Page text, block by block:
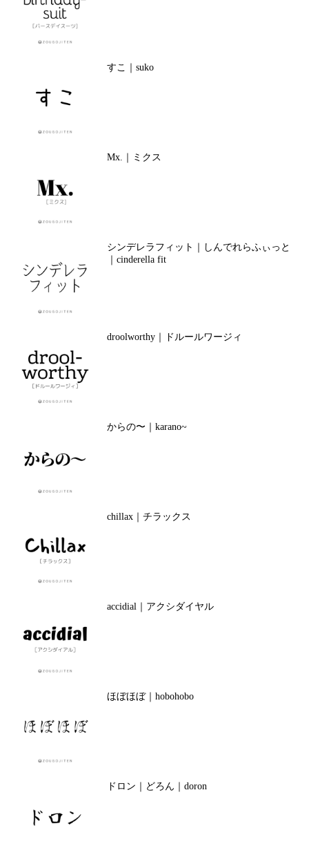
すこ｜suko
Mx.｜ミクス
シンデレラフィット｜しんでれらふぃっと
｜cinderella fit
droolworthy｜ドルールワージィ
からの〜｜karano~
chillax｜チラックス
accidial｜アクシダイヤル
ほぼほぼ｜hobohobo
ドロン｜どろん｜doron